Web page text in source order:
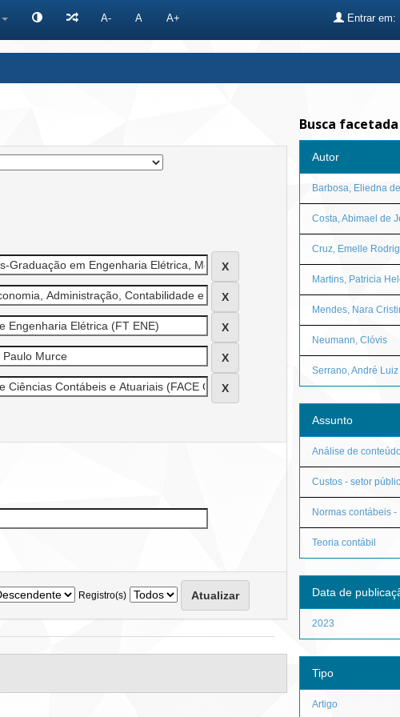
A- A A+ Entrar em:
Registro(s)
Busca facetada
Autor
Barbosa, Eliedna
Costa, Abimael de
Cruz, Emelle
Martins, Patricia
Mendes, Nara
Neumann, Clóvis
Serrano, André
Assunto
Análise de
Custos - setor
Normas contábeis -
Teoria contábil
Data de
2023
Tipo
Artigo